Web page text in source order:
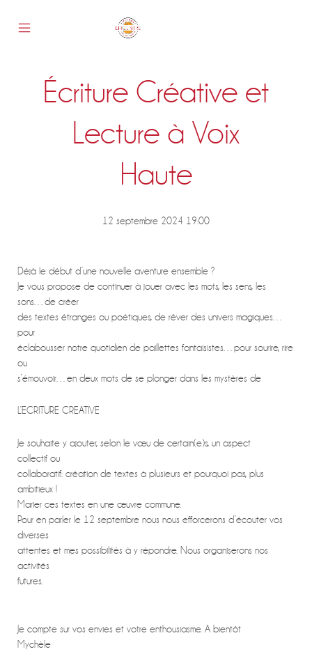
Toggle
Écriture Créative et
Lecture à Voix
Haute
12 septembre 2024 19:00
Déjà le début d’une nouvelle aventure ensemble ?
Je vous propose de continuer à jouer avec les mots, les sens, les
sons…de créer
des textes étranges ou poétiques, de rêver des univers magiques…
pour
éclabousser notre quotidien de paillettes fantaisistes…pour sourire, rire
ou
s’émouvoir…en deux mots de se plonger dans les mystères de
L’ECRITURE CREATIVE
Je souhaite y ajouter, selon le vœu de certain(e)s, un aspect
collectif ou
collaboratif: création de textes à plusieurs et pourquoi pas, plus
ambitieux !
Marier ces textes en une œuvre commune.
Pour en parler le 12 septembre nous nous efforcerons d’écouter vos
diverses
attentes et mes possibilités à y répondre. Nous organiserons nos
activités
futures.
Je compte sur vos envies et votre enthousiasme. A bientôt
Mychèle